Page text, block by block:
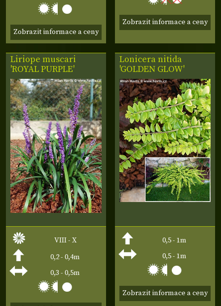
Zobrazit informace a ceny
Zobrazit informace a ceny
Liriope muscari
'ROYAL PURPLE'
VIII - X
0,2 - 0,4m
0,3 - 0,5m
Lonicera nitida
'GOLDEN GLOW'
0,5 - 1m
0,5 - 1m
Zobrazit informace a ceny